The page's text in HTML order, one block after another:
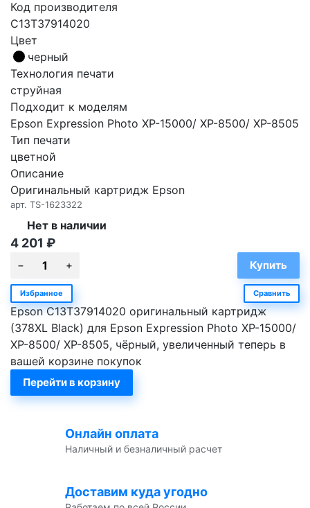
Код производителя
C13T37914020
Цвет
черный
Технология печати
струйная
Подходит к моделям
Epson Expression Photo XP-15000/ XP-8500/ XP-8505
Тип печати
цветной
Описание
Оригинальный картридж Epson
арт. TS-1623322
Нет в наличии
4 201 ₽
Избранное Сравнить
Epson C13T37914020 оригинальный картридж
(378XL Black) для Epson Expression Photo XP-15000/
XP-8500/ XP-8505, чёрный, увеличенный теперь в
вашей корзине покупок
Перейти в корзину
Онлайн оплата
Наличный и безналичный расчет
Доставим куда угодно